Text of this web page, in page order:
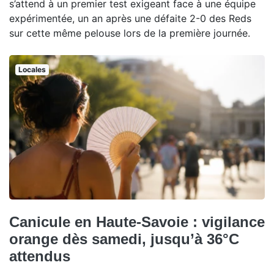
s’attend à un premier test exigeant face à une équipe
expérimentée, un an après une défaite 2-0 des Reds
sur cette même pelouse lors de la première journée.
Locales
Canicule en Haute-Savoie : vigilance
orange dès samedi, jusqu’à 36°C
attendus